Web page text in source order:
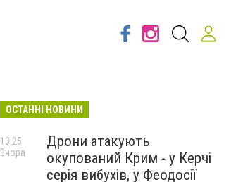
ОСТАННІ НОВИНИ
Дрони атакують
окупований Крим - у Керчі
серія вибухів, у Феодосії
13:25
Вчора